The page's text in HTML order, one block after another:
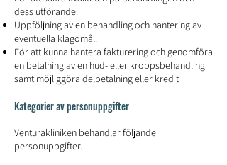
dess utförande.
Uppföljning av en behandling och hantering av
eventuella klagomål.
För att kunna hantera fakturering och genomföra
en betalning av en hud- eller kroppsbehandling
samt möjliggöra delbetalning eller kredit
Kategorier av personuppgifter
Venturakliniken behandlar följande
personuppgifter.